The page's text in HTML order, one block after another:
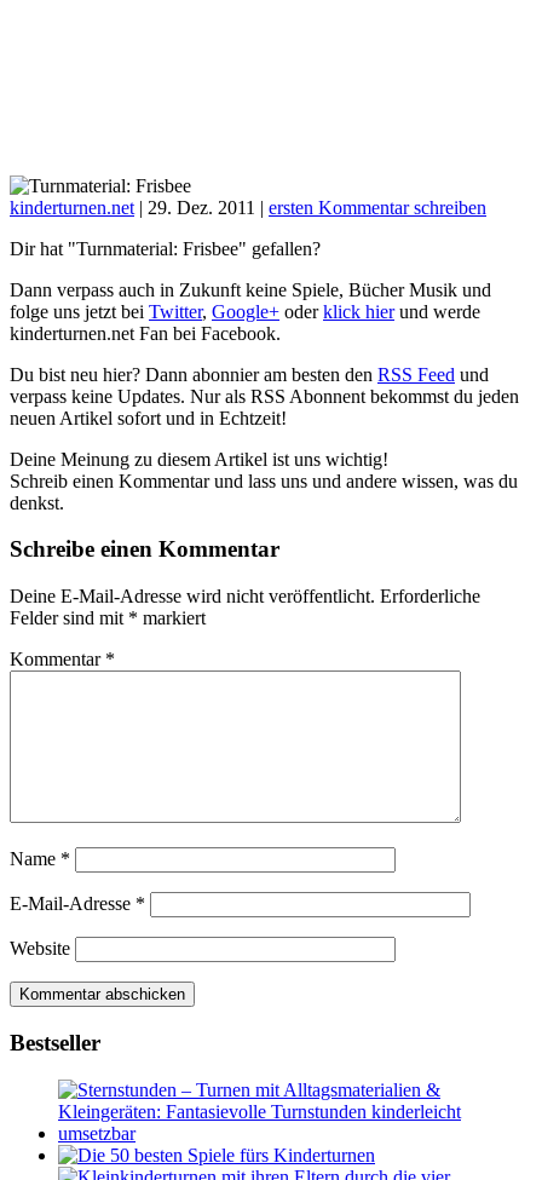
kinderturnen.net | 29. Dez. 2011 | ersten Kommentar schreiben
Dir hat "Turnmaterial: Frisbee" gefallen?
Dann verpass auch in Zukunft keine Spiele, Bücher Musik und
folge uns jetzt bei Twitter, Google+ oderklick hierund werde
kinderturnen.net Fan bei Facebook.
Du bist neu hier? Dann abonnier am besten den RSS Feed und
verpass keine Updates. Nur als RSS Abonnent bekommst du jeden
neuen Artikel sofort und in Echtzeit!
Deine Meinung zu diesem Artikel ist uns wichtig!
Schreib einen Kommentar und lass uns und andere wissen, was du
denkst.
Schreibe einen Kommentar
Deine E-Mail-Adresse wird nicht veröffentlicht. Erforderliche
Felder sind mit * markiert
Kommentar *
Name *
E-Mail-Adresse *
Website
Bestseller